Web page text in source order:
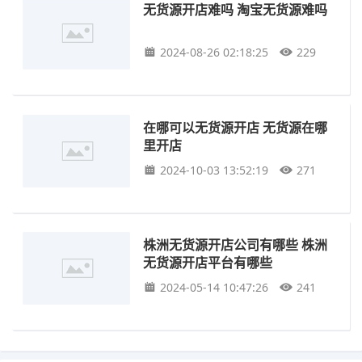
无货源开店难吗 淘宝无货源难吗
2024-08-26 02:18:25 229
在哪可以无货源开店 无货源在哪
里开店
2024-10-03 13:52:19 271
株洲无货源开店公司有哪些 株洲
无货源开店平台有哪些
2024-05-14 10:47:26 241